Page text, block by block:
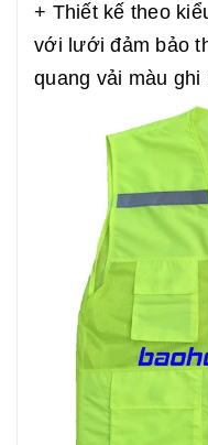
+ Thiết kế theo
với lưới đảm bảo
quang vải màu